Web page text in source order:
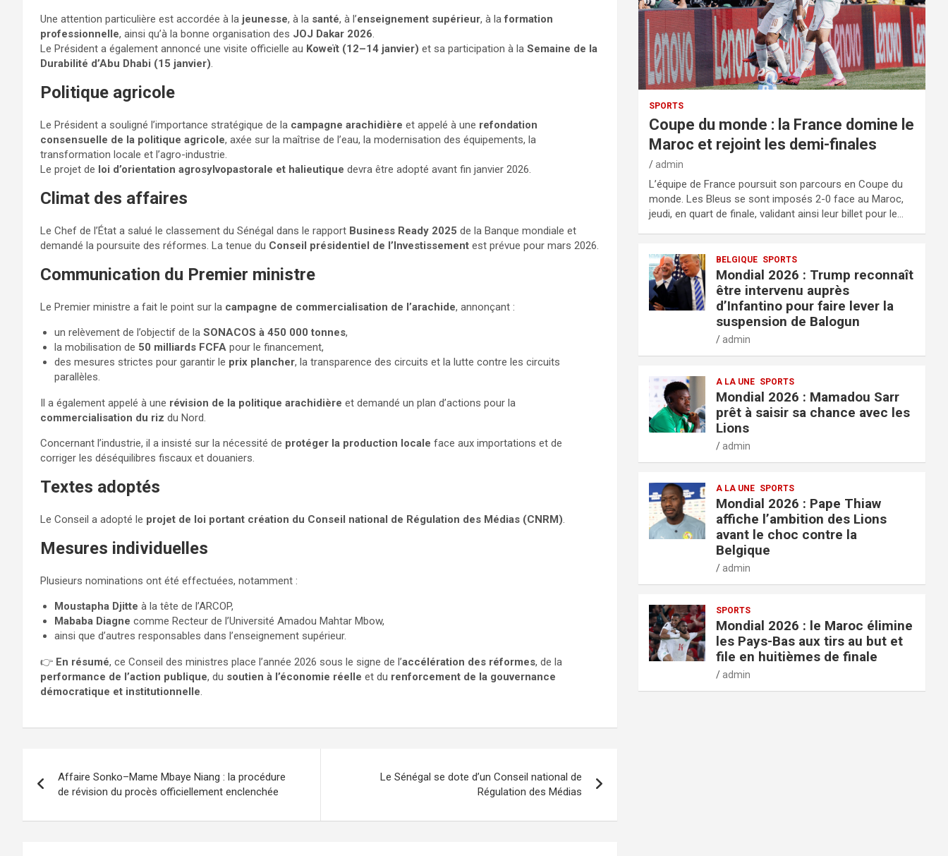
Une attention particulière est accordée à la jeunesse, à la santé, à l’enseignement supérieur, à laformation
professionnelle, ainsi qu’à la bonne organisation des JOJ Dakar 2026.
Le Président a également annoncé une visite officielle au Koweït (12–14 janvier) et sa participation à la Semaine de la
Durabilité d’Abu Dhabi (15 janvier).
Politique agricole
Le Président a souligné l’importance stratégique de la campagne arachidière et appelé à une refondation
consensuelle de la politique agricole, axée sur la maîtrise de l’eau, la modernisation des équipements, la
transformation locale et l’agro-industrie.
Le projet de loi d’orientation agrosylvopastorale et halieutique devra être adopté avant fin janvier 2026.
Climat des affaires
Le Chef de l’État a salué le classement du Sénégal dans le rapport Business Ready 2025 de la Banque mondiale et
demandé la poursuite des réformes. La tenue du Conseil présidentiel de l’Investissement est prévue pour mars 2026.
Communication du Premier ministre
Le Premier ministre a fait le point sur la campagne de commercialisation de l’arachide, annonçant :
un relèvement de l’objectif de la SONACOS à 450 000 tonnes,
la mobilisation de 50 milliards FCFA pour le financement,
des mesures strictes pour garantir le prix plancher, la transparence des circuits et la lutte contre les circuits
parallèles.
Il a également appelé à une révision de la politique arachidière et demandé un plan d’actions pour la
commercialisation du riz du Nord.
Concernant l’industrie, il a insisté sur la nécessité de protéger la production locale face aux importations et de
corriger les déséquilibres fiscaux et douaniers.
Textes adoptés
Le Conseil a adopté le projet de loi portant création du Conseil national de Régulation des Médias (CNRM).
Mesures individuelles
Plusieurs nominations ont été effectuées, notamment :
Moustapha Djitte à la tête de l’ARCOP,
Mababa Diagne comme Recteur de l’Université Amadou Mahtar Mbow,
ainsi que d’autres responsables dans l’enseignement supérieur.
👉 En résumé, ce Conseil des ministres place l’année 2026 sous le signe de l’accélération des réformes, de la
performance de l’action publique, du soutien à l’économie réelle et du renforcement de la gouvernance
démocratique et institutionnelle.
Affaire Sonko–Mame Mbaye Niang : la procédure
de révision du procès officiellement enclenchée
Le Sénégal se dote d’un Conseil national de
Régulation des Médias
SPORTS
Coupe du monde : la France domine le
Maroc et rejoint les demi-finales
admin
L’équipe de France poursuit son parcours en Coupe du
monde. Les Bleus se sont imposés 2-0 face au Maroc,
jeudi, en quart de finale, validant ainsi leur billet pour le…
BELGIQUE SPORTS
Mondial 2026 : Trump reconnaît
être intervenu auprès
d’Infantino pour faire lever la
suspension de Balogun
admin
A LA UNE SPORTS
Mondial 2026 : Mamadou Sarr
prêt à saisir sa chance avec les
Lions
admin
A LA UNE SPORTS
Mondial 2026 : Pape Thiaw
affiche l’ambition des Lions
avant le choc contre la
Belgique
admin
SPORTS
Mondial 2026 : le Maroc élimine
les Pays-Bas aux tirs au but et
file en huitièmes de finale
admin